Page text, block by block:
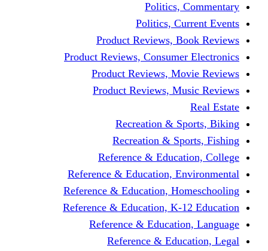
Politics,
Politics,
Product Reviews,
Product Reviews,
Product Reviews,
Product Reviews,
Recreation &
Recreation &
Reference &
Reference & Education,
Reference & Education,
Reference & Education, K-
Reference &
Reference &